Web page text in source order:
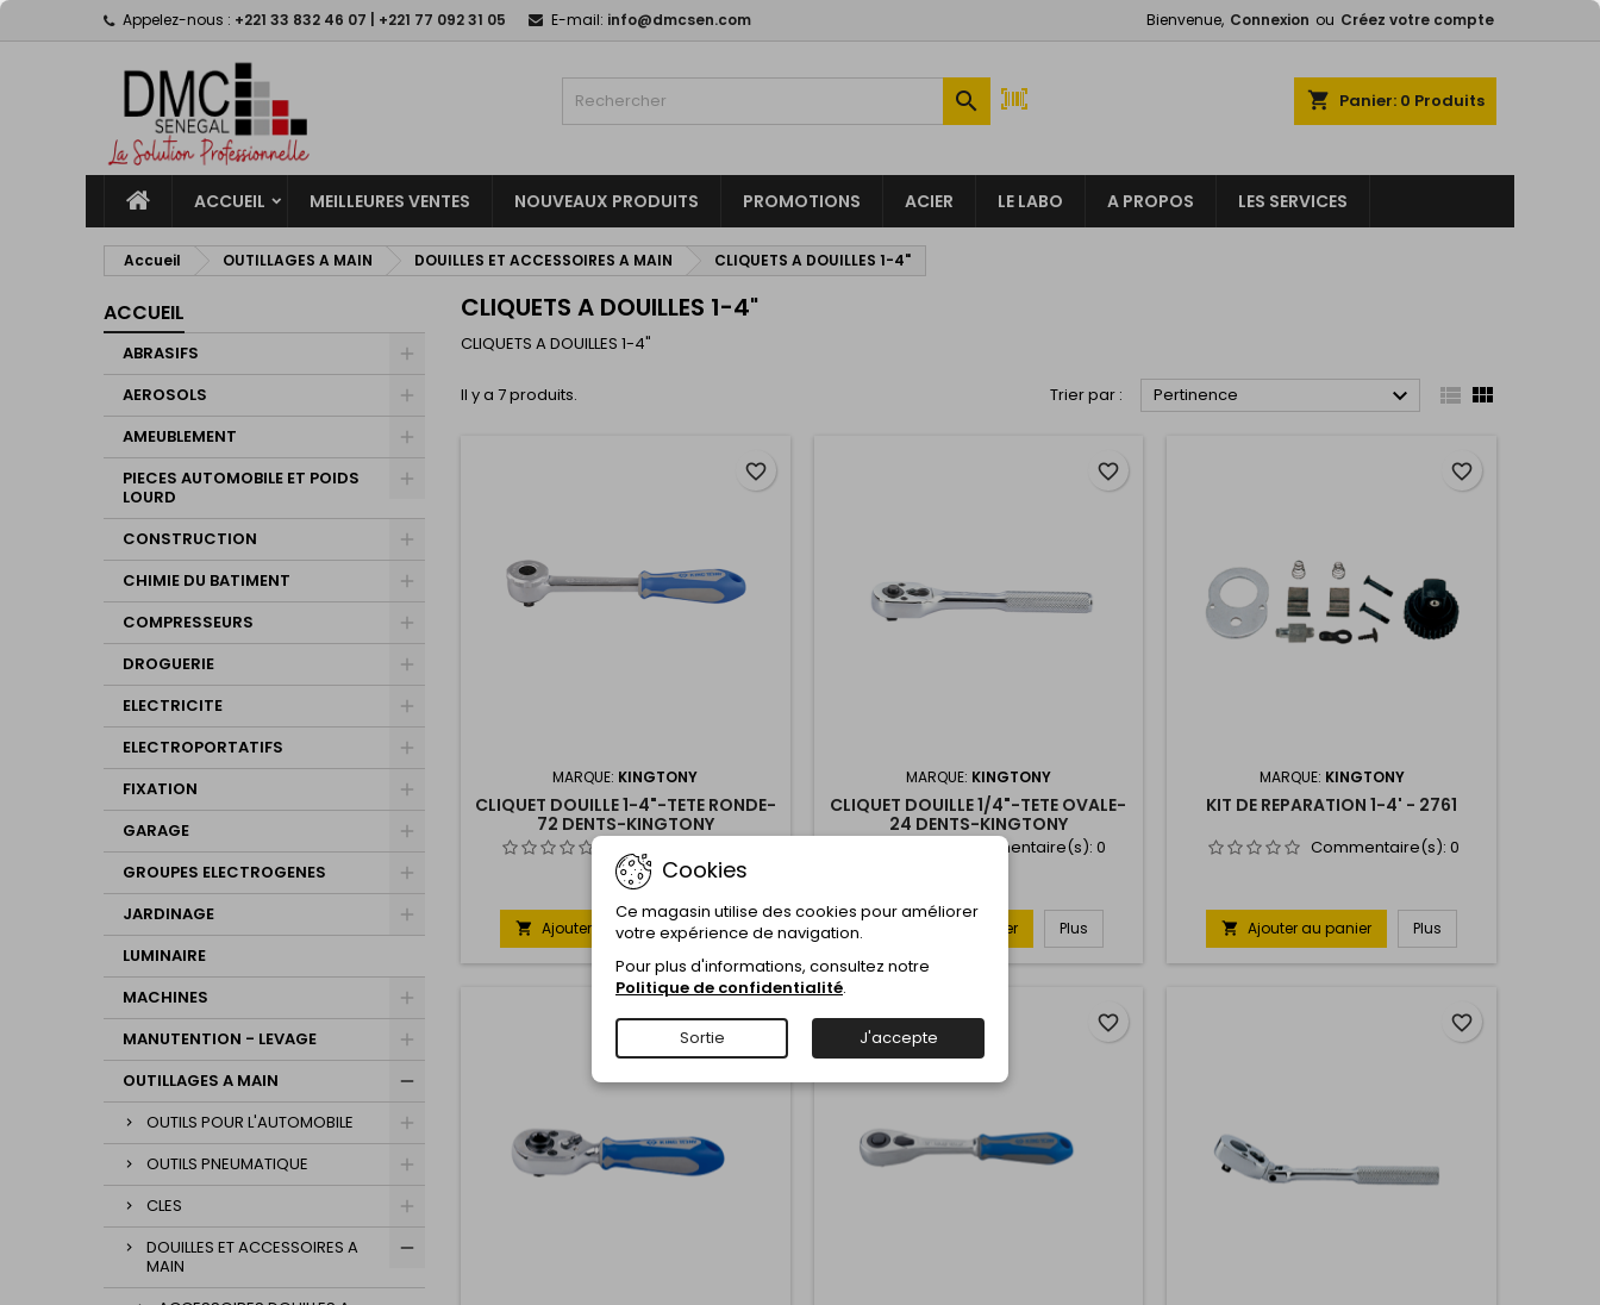
Appelez-nous : +221 33 832 46 07 | +221 77 092 31 05 E-mail: info@dmcsen.com Bienvenue, Connexion ou Créez votre compte
shopping_cart Panier: 0 Produits

ACCUEIL MEILLEURES VENTES NOUVEAUX PRODUITS PROMOTIONS ACIER LE LABO A PROPOS LES SERVICES
Accueil OUTILLAGES A MAIN DOUILLES ET ACCESSOIRES A MAIN CLIQUETS A DOUILLES 1-4"
ACCUEIL
ABRASIFS
AEROSOLS
AMEUBLEMENT
PIECES AUTOMOBILE ET POIDS
LOURD
CONSTRUCTION
CHIMIE DU BATIMENT
COMPRESSEURS
DROGUERIE
ELECTRICITE
ELECTROPORTATIFS
FIXATION
GARAGE
GROUPES ELECTROGENES
JARDINAGE
LUMINAIRE
MACHINES
MANUTENTION - LEVAGE
OUTILLAGES A MAIN
OUTILS POUR L'AUTOMOBILE
OUTILS PNEUMATIQUE
CLES
DOUILLES ET ACCESSOIRES A
MAIN
CLIQUETS A DOUILLES 1-4"
CLIQUETS A DOUILLES 1-4"
Il y a 7 produits. Trier par : Pertinence   
MARQUE: KINGTONY
CLIQUET DOUILLE 1-4"-TETE RONDE-
72 DENTS-KINGTONY
 Ajouter au panier Plus
favorite_border
MARQUE: KINGTONY
CLIQUET DOUILLE 1/4"-TETE OVALE-
24 DENTS-KINGTONY
Commentaire(s): 0
Ajouter au panier Plus
favorite_border
MARQUE: KINGTONY
KIT DE REPARATION 1-4' - 2761
Commentaire(s): 0
 Ajouter au panier Plus
favorite_border
favorite_border favorite_border favorite_border
My wishlists
Create new list
((modalTitle))
((confirmMessage))
((cancelText)) ((modalDeleteText))
Créer une liste d'envies
Annuler Créer une liste d'envies
Connexion
Vous devez être connecté pour ajouter des produits à votre liste
Annuler Connexion
Cookies
Ce magasin utilise des cookies pour améliorer
votre expérience de navigation.
Pour plus d'informations, consultez notre
Politique de confidentialité.
Sortie J'accepte